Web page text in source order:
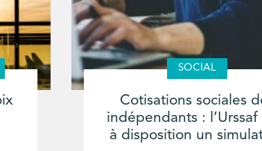
SOCIAL
Cotisations sociales
indépendants :
à disposition un